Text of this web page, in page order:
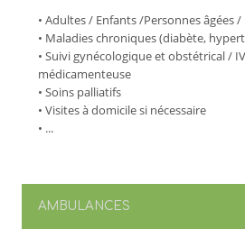
• Adultes / Enfants /Personnes âgées
• Maladies chroniques (diabète,
• Suivi gynécologique et obstétrical /
médicamenteuse
• Soins palliatifs
• Visites à domicile si nécessaire
• ...
AMBULANCES